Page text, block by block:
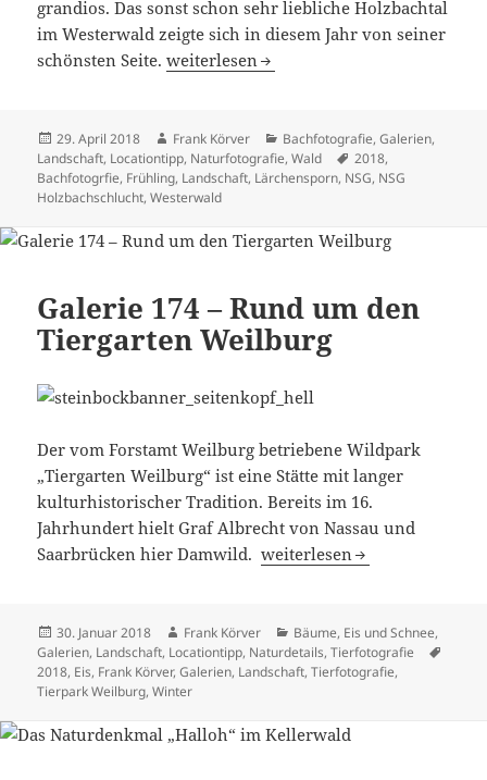
grandios. Das sonst schon sehr liebliche Holzbachtal
im Westerwald zeigte sich in diesem Jahr von seiner
schönsten Seite.Galerie 180 – Lärchensporn und wildes
weiterlesen
Veröffentlicht
am
29. April 2018 Autor
Frank Körver Kategorien
Bachfotografie,Galerien,
Landschaft, Locationtipp, Naturfotografie,Wald Schlagwörter
2018,
Bachfotogrfie, Frühling, Landschaft, Lärchensporn, NSG, NSG
Holzbachschlucht,Westerwald
Galerie 174 – Rund um den
Tiergarten Weilburg
Der vom Forstamt Weilburg betriebene Wildpark
„Tiergarten Weilburg“ ist eine Stätte mit langer
kulturhistorischer Tradition. Bereits im 16.
Jahrhundert hielt Graf Albrecht von Nassau und
Saarbrücken hier Damwild.Galerie 174 – Rund um den
weiterlesen
Veröffentlicht
am
30. Januar 2018 Autor
Frank Körver Kategorien
Bäume, Eis und Schnee,
Galerien, Landschaft, Locationtipp, Naturdetails,Tierfotografie
2018, Eis, Frank Körver,Galerien, Landschaft,Tierfotografie,
Tierpark Weilburg,Winter